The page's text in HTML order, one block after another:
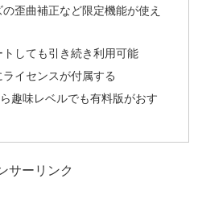
歪曲補正など限定機能が使え
トしても引き続き利用可能
イセンスが付属する
趣味レベルでも有料版がおす
サーリンク